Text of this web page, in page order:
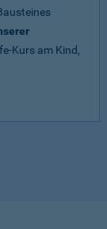
Kurs am Kind,